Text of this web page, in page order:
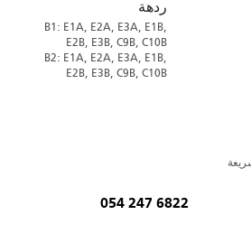
ردهة
B1: E1A, E2A, E3A, E1B,
E2B, E3B, C9B, C10B
B2: E1A, E2A, E3A, E1B,
E2B, E3B, C9B, C10B
054 247 6822